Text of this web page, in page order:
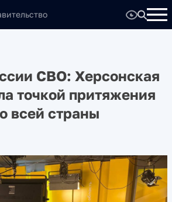
СВО: Херсонская
точкой притяжения
всей страны